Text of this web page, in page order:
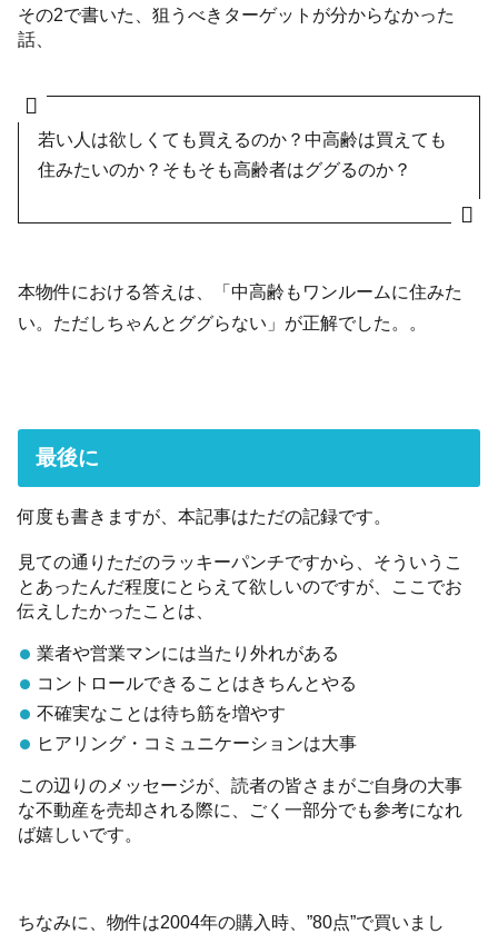
その2で書いた、狙うべきターゲットが分からなかった
話、
若い人は欲しくても買えるのか？中高齢は買えても
住みたいのか？そもそも高齢者はググるのか？
本物件における答えは、「中高齢もワンルームに住みた
い。ただしちゃんとググらない」が正解でした。。
最後に
何度も書きますが、本記事はただの記録です。
見ての通りただのラッキーパンチですから、そういうこ
とあったんだ程度にとらえて欲しいのですが、ここでお
伝えしたかったことは、
業者や営業マンには当たり外れがある
コントロールできることはきちんとやる
不確実なことは待ち筋を増やす
ヒアリング・コミュニケーションは大事
この辺りのメッセージが、読者の皆さまがご自身の大事
な不動産を売却される際に、ごく一部分でも参考になれ
ば嬉しいです。
ちなみに、物件は2004年の購入時、”80点”で買いまし